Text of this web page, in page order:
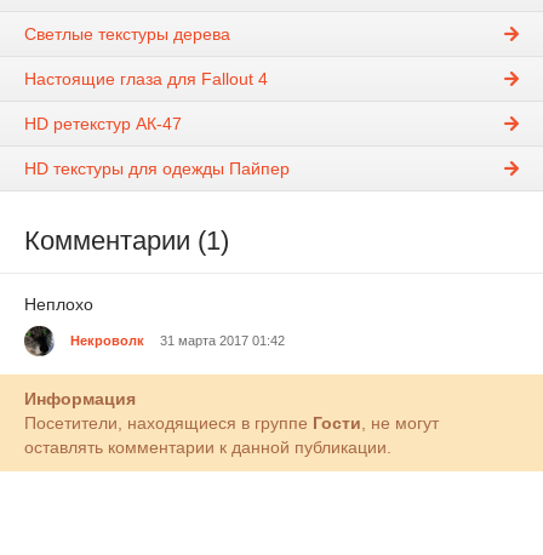
Светлые текстуры дерева
Настоящие глаза для Fallout 4
HD ретекстур АК-47
HD текстуры для одежды Пайпер
Комментарии (1)
Неплохо
Некроволк 31 марта 2017 01:42
Информация
Посетители, находящиеся в группе Гости , не могут
оставлять комментарии к данной публикации.